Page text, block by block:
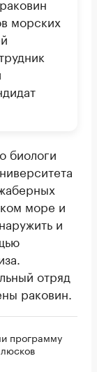
морских
биологи
море и
и
отряд
раковин.
программу